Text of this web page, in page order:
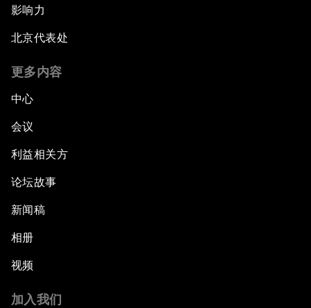
影响力
北京代表处
更多内容
中心
会议
利益相关方
论坛故事
新闻稿
相册
视频
加入我们